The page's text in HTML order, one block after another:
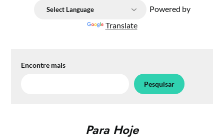
Powered by
Translate
Encontre mais
Pesquisar
Para Hoje